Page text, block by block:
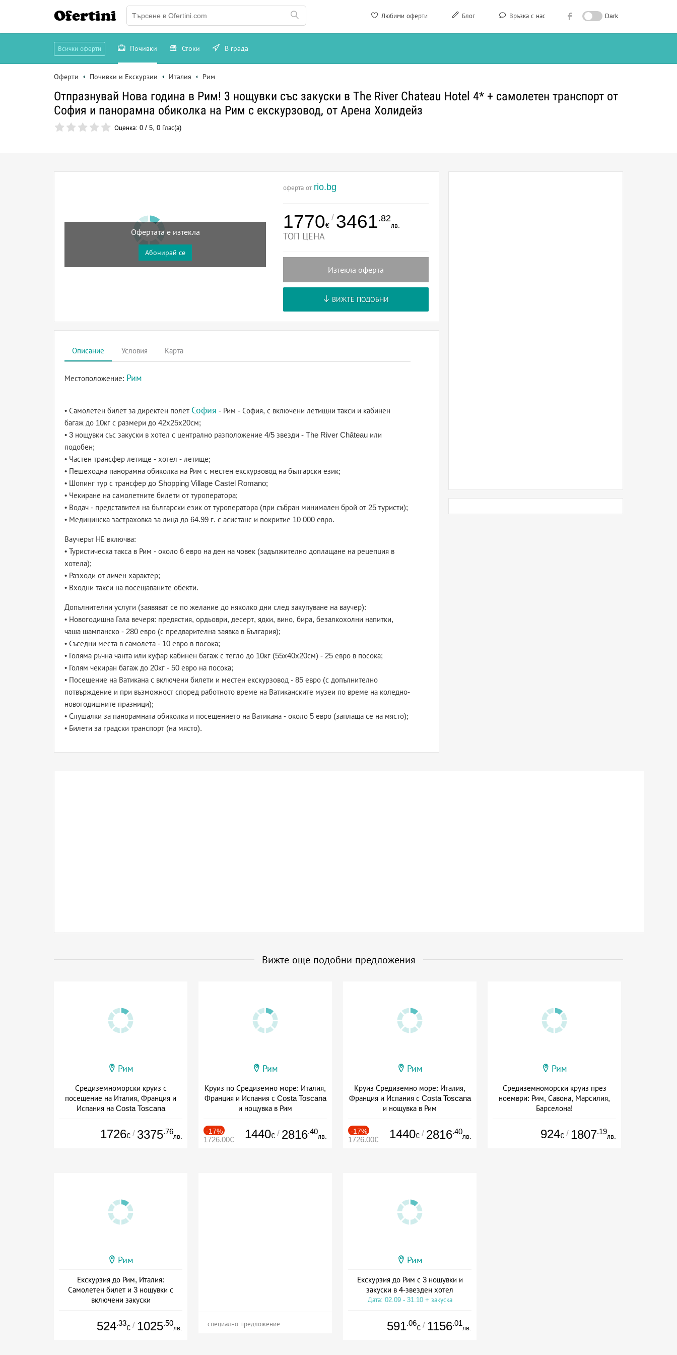
Любими оферти Блог Връзка с нас Dark
Ofertini
Всички оферти Почивки Стоки В града
Оферти Почивки и Екскурзии Италия Рим
Отпразнувай Нова година в Рим! 3 нощувки със закуски в The River Chateau Hotel 4* + самолетен транспорт от
София и панорамна обиколка на Рим с екскурзовод, от Арена Холидейз
Оценка: 0 / 5, 0 Глас(а)
Офертата е изтекла
Абонирай се
оферта от rio.bg
1770€
/ 3461.82
лв.
ТОП ЦЕНА
Изтекла оферта
ВИЖТЕ ПОДОБНИ
Описание Условия Карта
Местоположение: Рим
• Самолетен билет за директен полет София - Рим - София, с включени летищни такси и кабинен
багаж до 10кг с размери до 42х25х20см;
• 3 нощувки със закуски в хотел с централно разположение 4/5 звезди - The River Château или
подобен;
• Частен трансфер летище - хотел - летище;
• Пешеходна панорамна обиколка на Рим с местен екскурзовод на български език;
• Шопинг тур с трансфер до Shopping Village Castel Romano;
• Чекиране на самолетните билети от туроператора;
• Водач - представител на български език от туроператора (при събран минимален брой от 25 туристи);
• Медицинска застраховка за лица до 64.99 г. с асистанс и покритие 10 000 евро.
Ваучерът НЕ включва:
• Туристическа такса в Рим - около 6 евро на ден на човек (задължително доплащане на рецепция в
хотела);
• Разходи от личен характер;
• Входни такси на посещаваните обекти.
Допълнителни услуги (заявяват се по желание до няколко дни след закупуване на ваучер):
• Новогодишна Гала вечеря: предястия, ордьоври, десерт, ядки, вино, бира, безалкохолни напитки,
чаша шампанско - 280 евро (с предварителна заявка в България);
• Съседни места в самолета - 10 евро в посока;
• Голяма ръчна чанта или куфар кабинен багаж с тегло до 10кг (55x40x20см) - 25 евро в посока;
• Голям чекиран багаж до 20кг - 50 евро на посока;
• Посещение на Ватикана с включени билети и местен екскурзовод - 85 евро (с допълнително
потвърждение и при възможност според работното време на Ватиканските музеи по време на коледно-
новогодишните празници);
• Слушалки за панорамната обиколка и посещението на Ватикана - около 5 евро (заплаща се на място);
• Билети за градски транспорт (на място).
Вижте още подобни предложения
Рим
Средиземноморски круиз с
посещение на Италия, Франция и
Испания на Costa Toscana
1726€ / 3375.76
лв.
Рим
Круиз по Средиземно море: Италия,
Франция и Испания с Costa Toscana
и нощувка в Рим
-17%
1726.00€ 1440€ / 2816.40
лв.
Рим
Круиз Средиземно море: Италия,
Франция и Испания с Costa Toscana
и нощувка в Рим
-17%
1726.00€ 1440€ / 2816.40
лв.
Рим
Средиземноморски круиз през
ноември: Рим, Савона, Марсилия,
Барселона!
924€ / 1807.19
лв.
Рим
Екскурзия до Рим, Италия:
Самолетен билет и 3 нощувки с
включени закуски
524.33
€ / 1025.50
лв. специално предложение
Рим
Екскурзия до Рим с 3 нощувки и
закуски в 4-звезден хотел
Дата: 02.09 - 31.10 + закуска
591.06
€ / 1156.01
лв.